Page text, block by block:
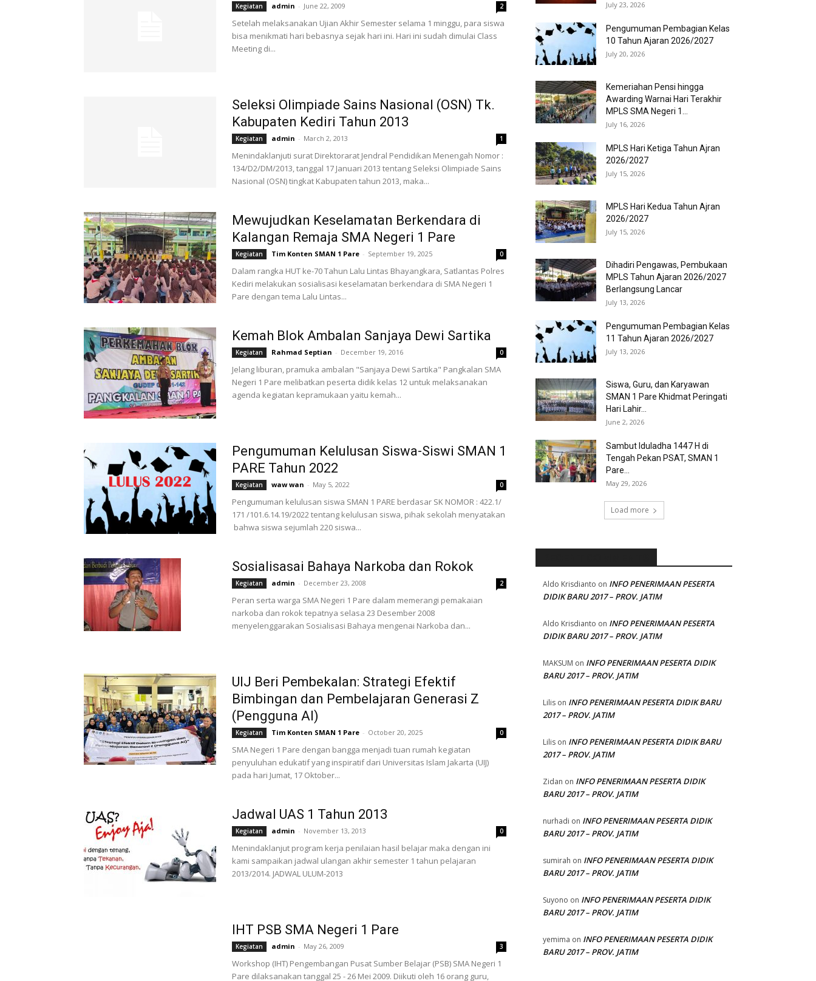
Kegiatan admin - June 22, 2009 2
Setelah melaksanakan Ujian Akhir Semester selama 1 minggu, para siswa
bisa menikmati hari bebasnya sejak hari ini. Hari ini sudah dimulai Class
Meeting di...
Seleksi Olimpiade Sains Nasional (OSN) Tk.
Kabupaten Kediri Tahun 2013
Kegiatan admin - March 2, 2013 1
Menindaklanjuti surat Direktorarat Jendral Pendidikan Menengah Nomor :
134/D2/DM/2013, tanggal 17 Januari 2013 tentang Seleksi Olimpiade Sains
Nasional (OSN) tingkat Kabupaten tahun 2013, maka...
Mewujudkan Keselamatan Berkendara di
Kalangan Remaja SMA Negeri 1 Pare
Kegiatan Tim Konten SMAN 1 Pare - September 19, 2025 0
Dalam rangka HUT ke-70 Tahun Lalu Lintas Bhayangkara, Satlantas Polres
Kediri melakukan sosialisasi keselamatan berkendara di SMA Negeri 1
Pare dengan tema Lalu Lintas...
Kemah Blok Ambalan Sanjaya Dewi Sartika
Kegiatan Rahmad Septian - December 19, 2016 0
Jelang liburan, pramuka ambalan "Sanjaya Dewi Sartika" Pangkalan SMA
Negeri 1 Pare melibatkan peserta didik kelas 12 untuk melaksanakan
agenda kegiatan kepramukaan yaitu kemah...
Pengumuman Kelulusan Siswa-Siswi SMAN 1
PARE Tahun 2022
Kegiatan waw wan - May 5, 2022 0
Pengumuman kelulusan siswa SMAN 1 PARE berdasar SK NOMOR : 422.1/
171 /101.6.14.19/2022 tentang kelulusan siswa, pihak sekolah menyatakan
bahwa siswa sejumlah 220 siswa...
Sosialisasai Bahaya Narkoba dan Rokok
Kegiatan admin - December 23, 2008 2
Peran serta warga SMA Negeri 1 Pare dalam memerangi pemakaian
narkoba dan rokok tepatnya selasa 23 Desember 2008
menyelenggarakan Sosialisasi Bahaya mengenai Narkoba dan...
UIJ Beri Pembekalan: Strategi Efektif
Bimbingan dan Pembelajaran Generasi Z
(Pengguna AI)
Kegiatan Tim Konten SMAN 1 Pare - October 20, 2025 0
SMA Negeri 1 Pare dengan bangga menjadi tuan rumah kegiatan
penyuluhan edukatif yang inspiratif dari Universitas Islam Jakarta (UIJ)
pada hari Jumat, 17 Oktober...
Jadwal UAS 1 Tahun 2013
Kegiatan admin - November 13, 2013 0
Menindaklanjut program kerja penilaian hasil belajar maka dengan ini
kami sampaikan jadwal ulangan akhir semester 1 tahun pelajaran
2013/2014. JADWAL ULUM-2013
IHT PSB SMA Negeri 1 Pare
Kegiatan admin - May 26, 2009 3
Workshop (IHT) Pengembangan Pusat Sumber Belajar (PSB) SMA Negeri 1
Pare dilaksanakan tanggal 25 - 26 Mei 2009. Diikuti oleh 16 orang guru,
July 23, 2026
Pengumuman Pembagian Kelas
10 Tahun Ajaran 2026/2027
July 20, 2026
Kemeriahan Pensi hingga
Awarding Warnai Hari Terakhir
MPLS SMA Negeri 1...
July 16, 2026
MPLS Hari Ketiga Tahun Ajran
2026/2027
July 15, 2026
MPLS Hari Kedua Tahun Ajran
2026/2027
July 15, 2026
Dihadiri Pengawas, Pembukaan
MPLS Tahun Ajaran 2026/2027
Berlangsung Lancar
July 13, 2026
Pengumuman Pembagian Kelas
11 Tahun Ajaran 2026/2027
July 13, 2026
Siswa, Guru, dan Karyawan
SMAN 1 Pare Khidmat Peringati
Hari Lahir...
June 2, 2026
Sambut Iduladha 1447 H di
Tengah Pekan PSAT, SMAN 1
Pare...
May 29, 2026
Load more
Aldo Krisdianto on INFO PENERIMAAN PESERTA
DIDIK BARU 2017 – PROV. JATIM
Aldo Krisdianto on INFO PENERIMAAN PESERTA
DIDIK BARU 2017 – PROV. JATIM
MAKSUM on INFO PENERIMAAN PESERTA DIDIK
BARU 2017 – PROV. JATIM
Lilis on INFO PENERIMAAN PESERTA DIDIK BARU
2017 – PROV. JATIM
Lilis on INFO PENERIMAAN PESERTA DIDIK BARU
2017 – PROV. JATIM
Zidan on INFO PENERIMAAN PESERTA DIDIK
BARU 2017 – PROV. JATIM
nurhadi on INFO PENERIMAAN PESERTA DIDIK
BARU 2017 – PROV. JATIM
sumirah on INFO PENERIMAAN PESERTA DIDIK
BARU 2017 – PROV. JATIM
Suyono on INFO PENERIMAAN PESERTA DIDIK
BARU 2017 – PROV. JATIM
yemima on INFO PENERIMAAN PESERTA DIDIK
BARU 2017 – PROV. JATIM